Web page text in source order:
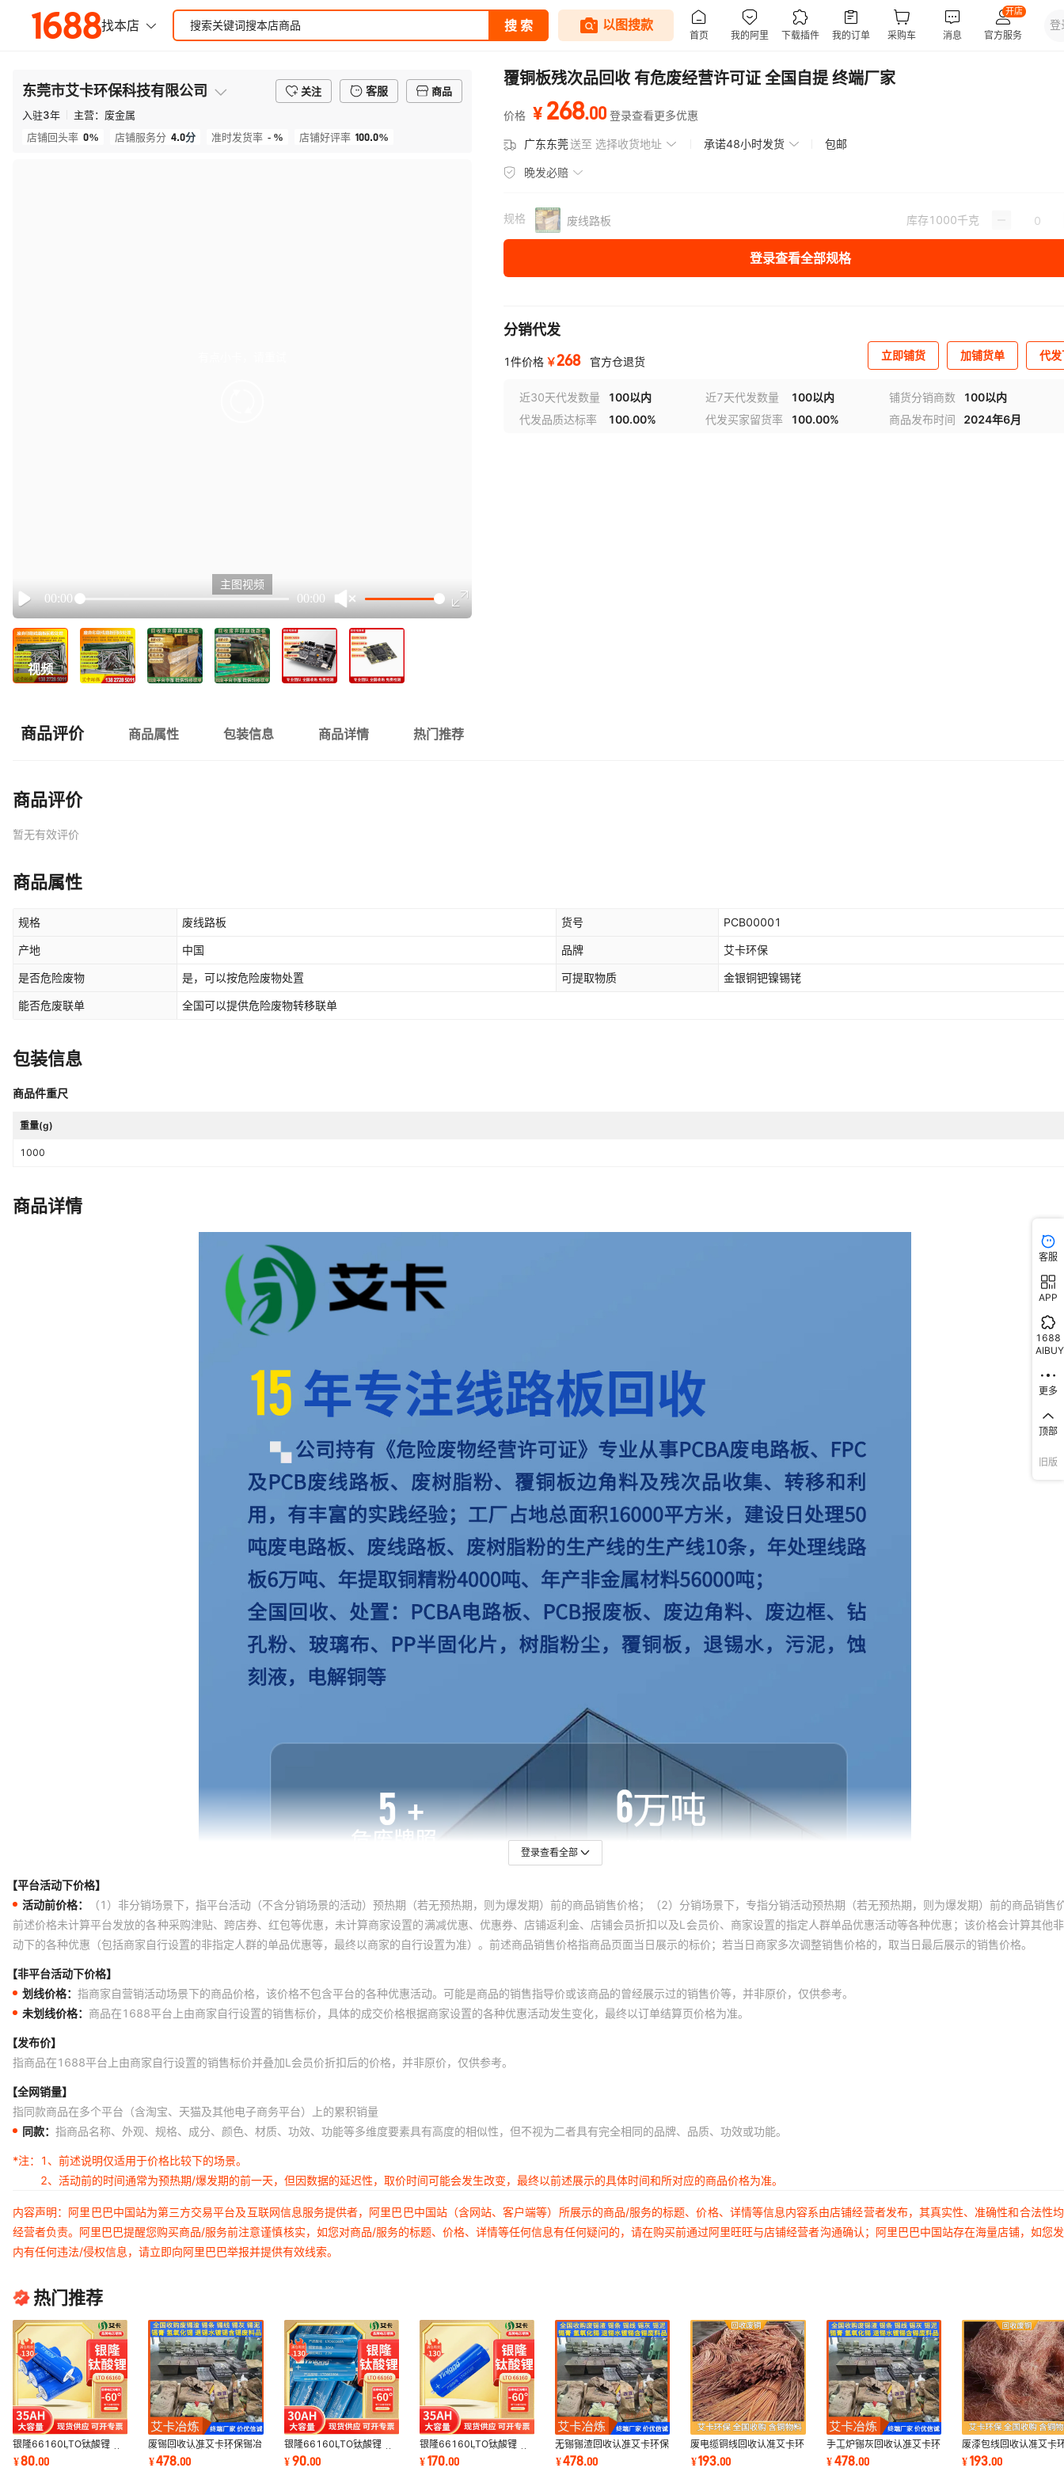
东莞市艾卡环保科技有限公司 关注 客服
商品
入驻3年 主营： 废金属
店铺回头率 0% 店铺服务分 4.0分 准时发货率 - % 店铺好评率 100.0%
Play
00:00 00:00
主图视频
视频
覆铜板残次品回收 有危废经营许可证 全国自提 终端厂家
价格 ¥ 268.00 登录查看更多优惠
广东东莞送至 选择收货地址 承诺48小时发货 包邮
晚发必赔
规格 废线路板 库存1000千克
登录查看全部规格
分销代发
1件价格 ￥268 官方仓退货 立即铺货 加铺货单 代
近30天代发数量 100以内 近7天代发数量 100以内 铺货分销商数
100以内
代发品质达标率
100.00% 代发买家留货率 100.00% 商品发布时间 2024年6月
商品评价 商品属性 包装信息 商品详情 热门推荐
商品评价
暂无有效评价
商品属性
规格 废线路板 货号 PCB00001
产地 中国 品牌 艾卡环保
是否危险废物 是，可以按危险废物处置 可提取物质 金银铜钯镍锡铑
能否危废联单 全国可以提供危险废物转移联单
包装信息
商品件重尺
重量(g)
1000
商品详情
登录查看全部
【平台活动下价格】
活动前价格：
（1）非分销场景下，指平台活动（不含分销场景的活动）预热期（若无预热期，则为爆发期）前的商品销售价格；（2）分销场景下，专指分销活动预热期（若无预热期，则为爆发期）前的商品销售
前述价格未计算平台发放的各种采购津贴、跨店券、红包等优惠，未计算商家设置的满减优惠、优惠券、店铺返利金、店铺会员折扣以及L会员价、商家设置的指定人群单品优惠活动等各种优惠；该价格会计算其他
动下的各种优惠（包括商家自行设置的非指定人群的单品优惠等，最终以商家的自行设置为准）。前述商品销售价格指商品页面当日展示的标价；若当日商家多次调整销售价格的，取当日最后展示的销售价格。
【非平台活动下价格】
划线价格： 指商家自营销活动场景下的商品价格，该价格不包含平台的各种优惠活动。可能是商品的销售指导价或该商品的曾经展示过的销售价等，并非原价，仅供参考。
未划线价格： 商品在1688平台上由商家自行设置的销售标价，具体的成交价格根据商家设置的各种优惠活动发生变化，最终以订单结算页价格为准。
【发布价】
指商品在1688平台上由商家自行设置的销售标价并叠加L会员价折扣后的价格，并非原价，仅供参考。
【全网销量】
指同款商品在多个平台（含淘宝、天猫及其他电子商务平台）上的累积销量
同款： 指商品名称、外观、规格、成分、颜色、材质、功效、功能等多维度要素具有高度的相似性，但不视为二者具有完全相同的品牌、品质、功效或功能。
*注：
1、前述说明仅适用于价格比较下的场景。
2、活动前的时间通常为预热期/爆发期的前一天，但因数据的延迟性，取价时间可能会发生改变，最终以前述展示的具体时间和所对应的商品价格为准。
内容声明：阿里巴巴中国站为第三方交易平台及互联网信息服务提供者，阿里巴巴中国站（含网站、客户端等）所展示的商品/服务的标题、价格、详情等信息内容系由店铺经营者发布，其真实性、准确性和合法性
经营者负责。阿里巴巴提醒您购买商品/服务前注意谨慎核实，如您对商品/服务的标题、价格、详情等任何信息有任何疑问的，请在购买前通过阿里旺旺与店铺经营者沟通确认；阿里巴巴中国站存在海量店铺，如您
内有任何违法/侵权信息，请立即向阿里巴巴举报并提供有效线索。
热门推荐
银隆66160LTO钛酸锂
2.3V 35AH安 耐低温高倍
率电芯 应急启动电源
¥80.00
废锡回收认准艾卡环保锡冶
炼厂全国收购免费检测
¥478.00
银隆66160LTO钛酸锂
2.3V 30AH安 耐低温高倍
率电芯 应急启动电源
¥90.00
银隆66160LTO钛酸锂
2.3V 40AH安 耐低温高倍
率电芯 应急启动电源
¥170.00
无锡锡渣回收认准艾卡环保
锡冶炼厂全国收购免费检测
¥478.00
废电缆铜线回收认准艾卡环
保冶炼厂专业资源循环利用
¥193.00
手工炉锡灰回收认准艾卡环
保锡冶炼厂全国收购免费检
测
¥478.00
废漆包线回收认准艾卡
冶炼厂专业资源循环利
¥193.00
客服
APP
1688
AIBUY
更多
顶部
旧版